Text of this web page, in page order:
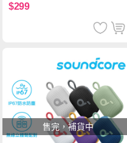
$299
售完，補貨中